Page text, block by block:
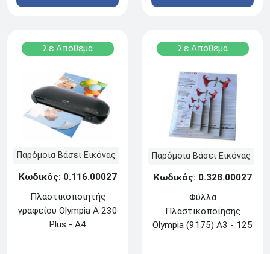
Σε Απόθεμα
Παρόμοια Βάσει Εικόνας
Κωδικός: 0.116.00027
Πλαστικοποιητής
γραφείου Olympia A 230
Plus - Α4
Σε Απόθεμα
Παρόμοια Βάσει Εικόνας
Κωδικός: 0.328.00027
Φύλλα
Πλαστικοποίησης
Olympia (9175) Α3 - 125